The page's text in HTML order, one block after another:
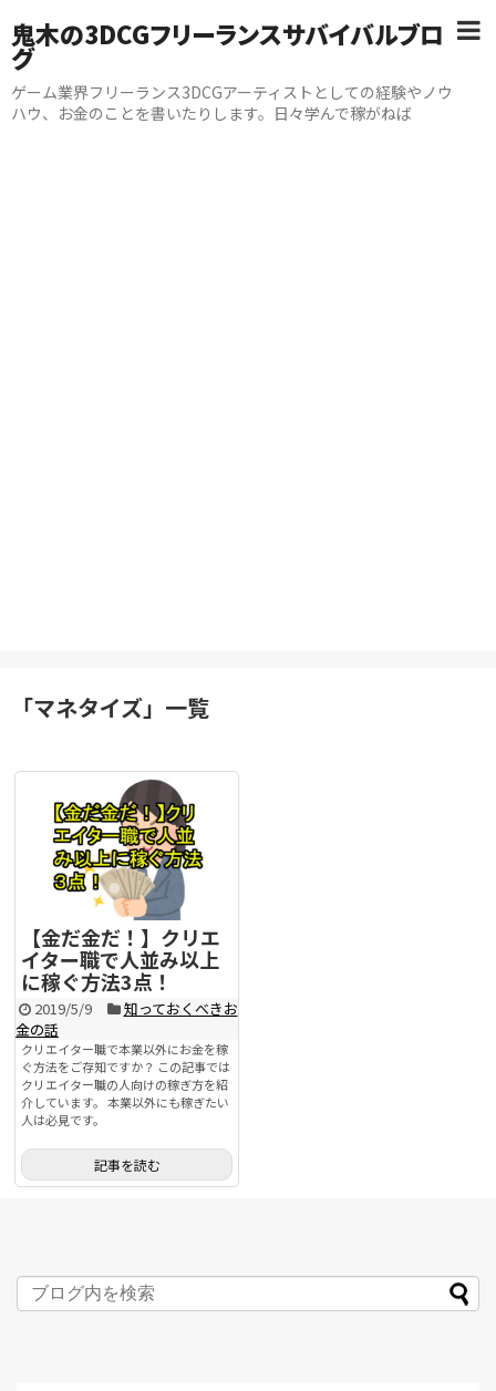
鬼木の3DCGフリーランスサバイバルブロ
グ
ゲーム業界フリーランス3DCGアーティストとしての経験やノウ
ハウ、お金のことを書いたりします。日々学んで稼がねば
「マネタイズ」 一覧
【金だ金だ！】クリエ
イター職で人並み以上
に稼ぐ方法3点！
2019/5/9
知っておくべきお
金の話
クリエイター職で本業以外にお金を稼
ぐ方法をご存知ですか？ この記事では
クリエイター職の人向けの稼ぎ方を紹
介しています。 本業以外にも稼ぎたい
人は必見です。
記事を読む